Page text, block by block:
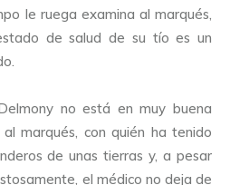
le ruega examina al marqués,
de salud de su tío es un
no está en muy buena
marqués, con quién ha tenido
de unas tierras y, a pesar
el médico no deja de